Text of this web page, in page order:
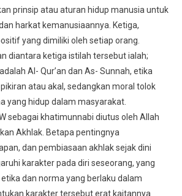
prinsip atau aturan hidup manusia untuk
harkat kemanusiaannya. Ketiga,
yang dimiliki oleh setiap orang.
diantara ketiga istilah tersebut ialah;
Al- Qur’an dan As- Sunnah, etika
atau akal, sedangkan moral tolok
yang hidup dalam masyarakat.
sebagai khatimunnabi diutus oleh Allah
Akhlak. Betapa pentingnya
dan pembiasaan akhlak sejak dini
karakter pada diri seseorang, yang
dan norma yang berlaku dalam
karakter tersebut erat kaitannya